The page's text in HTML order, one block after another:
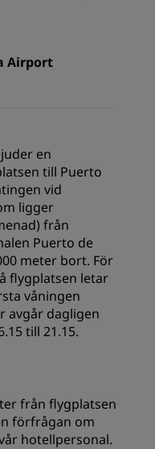
Airport
en
till Puerto
vid
ligger
från
Puerto de
meter bort. För
flygplatsen letar
våningen
avgår dagligen
till 21.15.
från flygplatsen
förfrågan om
hotellpersonal.